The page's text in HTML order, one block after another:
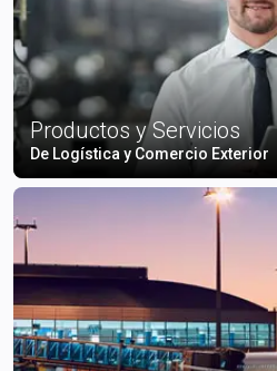
Productos y Servicios
De Logística y Comercio Exterior